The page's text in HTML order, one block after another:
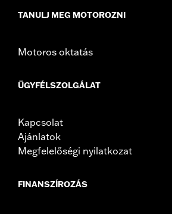
TANULJ MEG MOTOROZNI
Motoros oktatás
ÜGYFÉLSZOLGÁLAT
Kapcsolat
Ajánlatok
Megfelelőségi nyilatkozat
FINANSZÍROZÁS